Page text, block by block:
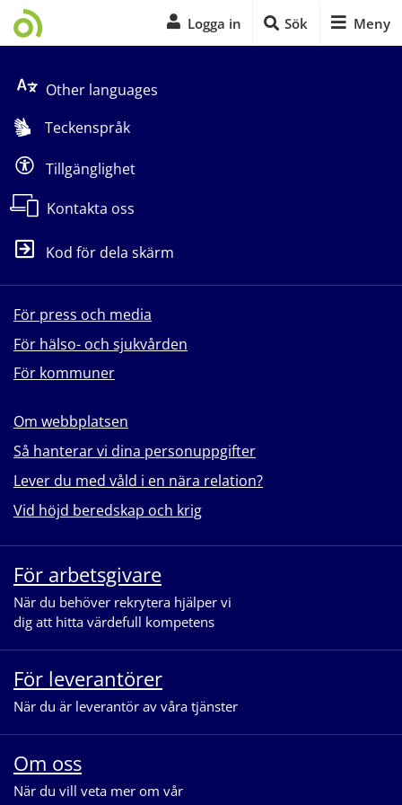
Logga in Sök Meny
Other languages
Teckenspråk
Tillgänglighet
Kontakta oss
Kod för dela skärm
För press och media
För hälso- och sjukvården
För kommuner
Om webbplatsen
Så hanterar vi dina personuppgifter
Lever du med våld i en nära relation?
Vid höjd beredskap och krig
För arbetsgivare
När du behöver rekrytera hjälper vi
dig att hitta värdefull kompetens
För leverantörer
När du är leverantör av våra tjänster
Om oss
När du vill veta mer om vår